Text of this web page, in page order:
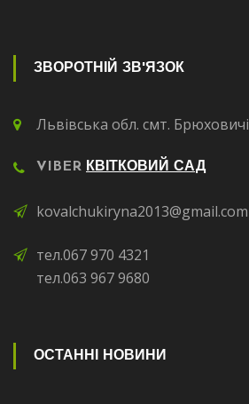
ЗВОРОТНІЙ ЗВ'ЯЗОК
Львівська обл. смт. Брюховичі
VIBER КВІТКОВИЙ САД
kovalchukiryna2013@gmail.com
тел.067 970 4321
тел.063 967 9680
ОСТАННІ НОВИНИ